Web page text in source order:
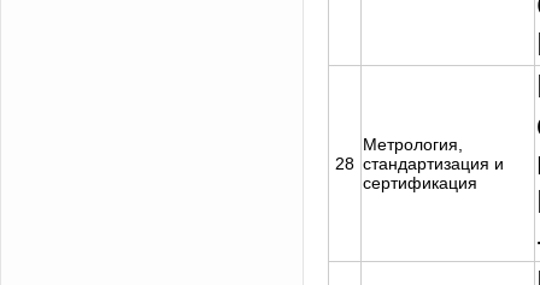
28
Метрология,
стандартизация и
сертификация